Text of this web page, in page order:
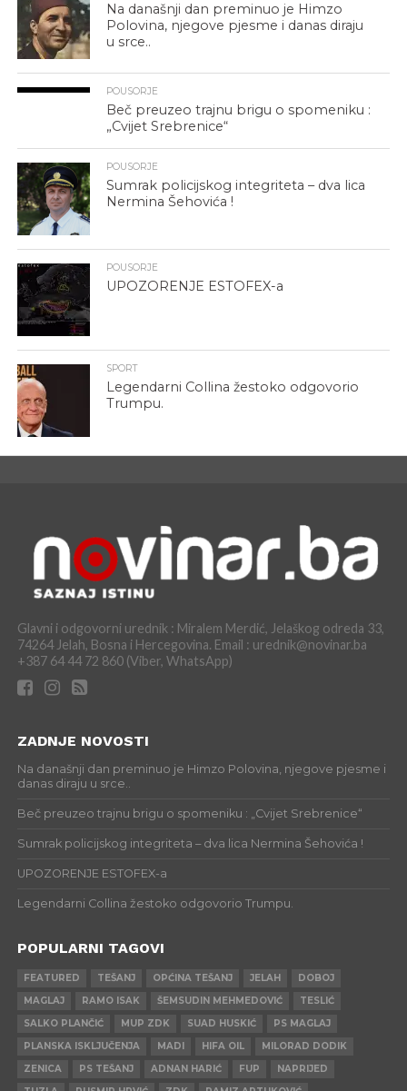
Na današnji dan preminuo je Himzo
Polovina, njegove pjesme i danas diraju
u srce..
POUSORJE
Beč preuzeo trajnu brigu o spomeniku :
„Cvijet Srebrenice“
POUSORJE
Sumrak policijskog integriteta – dva lica
Nermina Šehovića !
POUSORJE
UPOZORENJE ESTOFEX-a
SPORT
Legendarni Collina žestoko odgovorio
Trumpu.
Glavni i odgovorni urednik : Miralem Merdić, Jelaškog odreda 33,
74264 Jelah, Bosna i Hercegovina. Email : urednik@novinar.ba
+387 64 44 72 860 (Viber, WhatsApp)
ZADNJE NOVOSTI
Na današnji dan preminuo je Himzo Polovina, njegove pjesme i
danas diraju u srce..
Beč preuzeo trajnu brigu o spomeniku : „Cvijet Srebrenice“
Sumrak policijskog integriteta – dva lica Nermina Šehovića !
UPOZORENJE ESTOFEX-a
Legendarni Collina žestoko odgovorio Trumpu.
POPULARNI TAGOVI
FEATURED TEŠANJ OPĆINA TEŠANJ JELAH
DOBOJ
MAGLAJ
RAMO ISAK ŠEMSUDIN MEHMEDOVIĆ
TESLIĆ
SALKO PLANČIĆ
MUP ZDK SUAD HUSKIĆ
PS MAGLAJ
PLANSKA ISKLJUČENJA
MADI HIFA OIL
MILORAD DODIK
ZENICA
PS TEŠANJ ADNAN HARIĆ FUP
NAPRIJED